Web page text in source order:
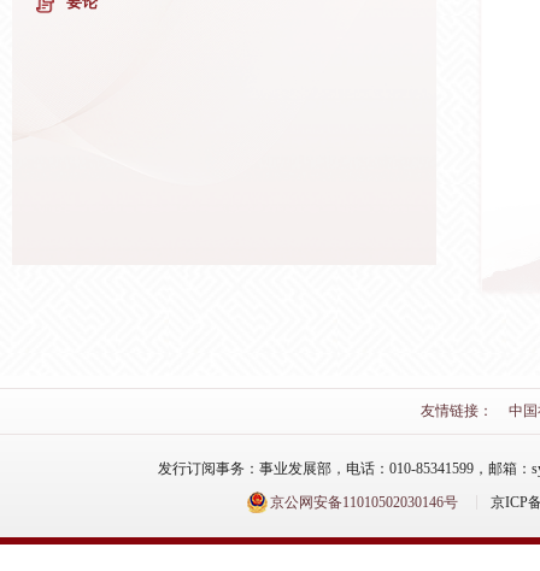
友情链接： 中
发行订阅事务：事业发展部，电话：010-85341599，邮箱：
京公网安备11010502030146号
京ICP